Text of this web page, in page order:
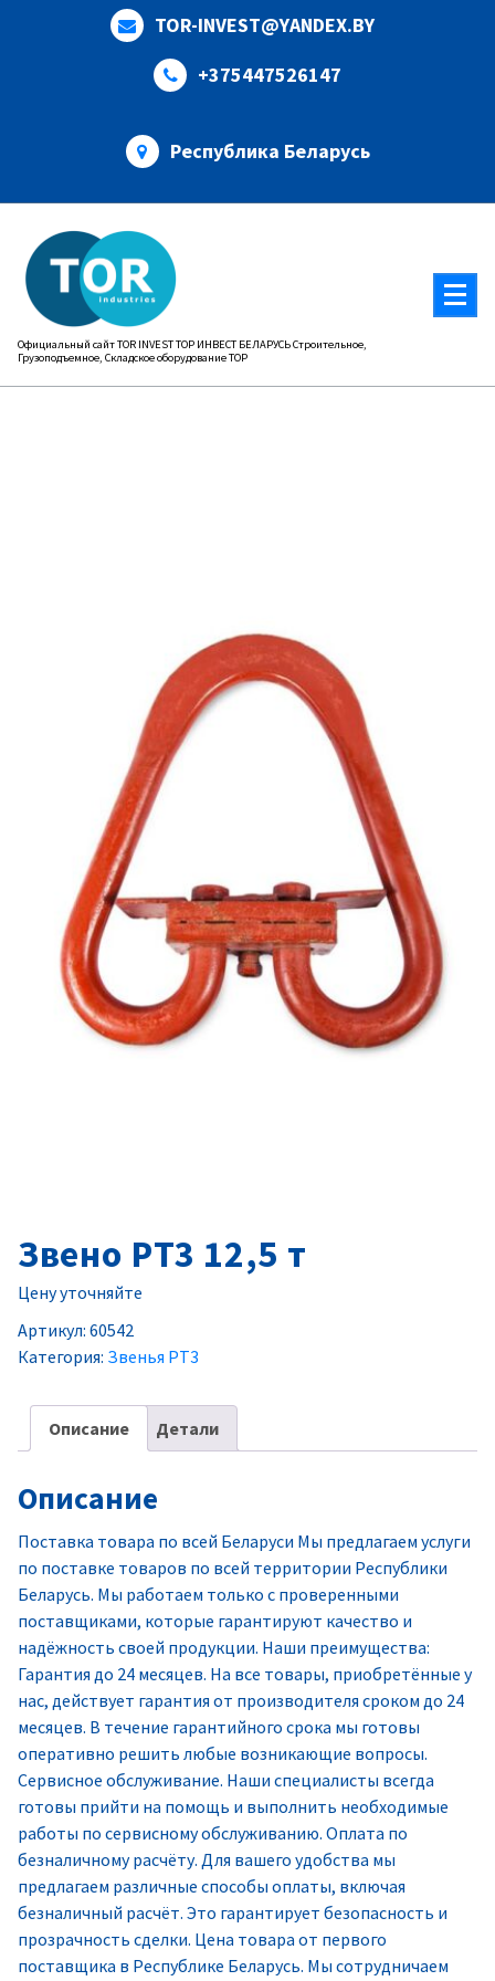
TOR-INVEST@YANDEX.BY
+375447526147
Республика Беларусь
Официальный сайт TOR INVEST ТОР ИНВЕСТ БЕЛАРУСЬ Строительное,
Грузоподъемное, Складское оборудование ТОР
Звено РТ3 12,5 т
Цену уточняйте
Артикул: 60542
Категория: Звенья РТ3
Описание Детали
Описание
Поставка товара по всей Беларуси Мы предлагаем услуги
по поставке товаров по всей территории Республики
Беларусь. Мы работаем только с проверенными
поставщиками, которые гарантируют качество и
надёжность своей продукции. Наши преимущества:
Гарантия до 24 месяцев. На все товары, приобретённые у
нас, действует гарантия от производителя сроком до 24
месяцев. В течение гарантийного срока мы готовы
оперативно решить любые возникающие вопросы.
Сервисное обслуживание. Наши специалисты всегда
готовы прийти на помощь и выполнить необходимые
работы по сервисному обслуживанию. Оплата по
безналичному расчёту. Для вашего удобства мы
предлагаем различные способы оплаты, включая
безналичный расчёт. Это гарантирует безопасность и
прозрачность сделки. Цена товара от первого
поставщика в Республике Беларусь. Мы сотрудничаем